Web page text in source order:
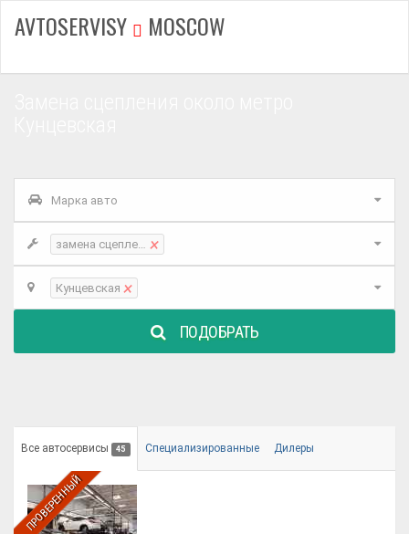
AVTOSERVISY MOSCOW
Марка авто
замена сцепления
×
Кунцевская ×
ПОДОБРАТЬ
Все автосервисы 45 Специализированные Дилеры
ПРОВЕРЕННЫЙ